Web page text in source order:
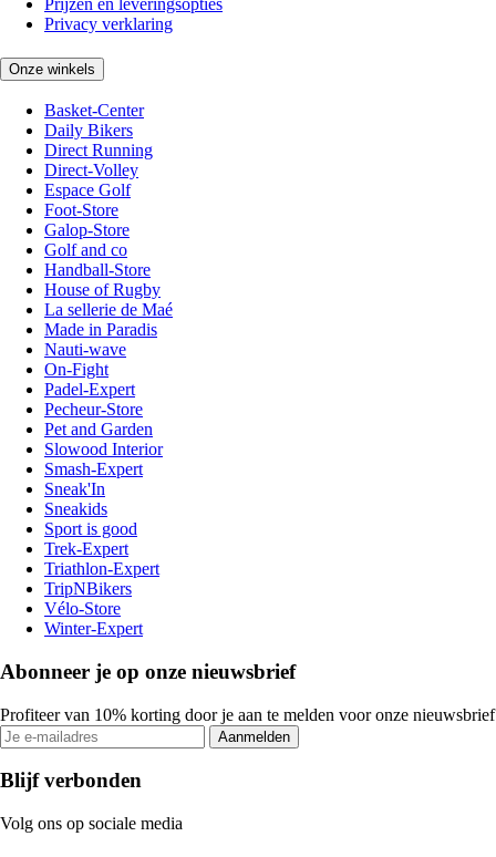
Privacy verklaring
Onze winkels
Basket-Center
Daily Bikers
Direct Running
Direct-Volley
Espace Golf
Foot-Store
Galop-Store
Golf and co
Handball-Store
House of Rugby
La sellerie de Maé
Made in Paradis
Nauti-wave
On-Fight
Padel-Expert
Pecheur-Store
Pet and Garden
Slowood Interior
Smash-Expert
Sneak'In
Sneakids
Sport is good
Trek-Expert
Triathlon-Expert
TripNBikers
Vélo-Store
Winter-Expert
Abonneer je op onze nieuwsbrief
Profiteer van 10% korting door je aan te melden voor onze nieuwsbrief
Aanmelden
Blijf verbonden
Volg ons op sociale media